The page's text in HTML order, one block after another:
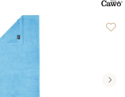
von 4.62 von 5 Sternen